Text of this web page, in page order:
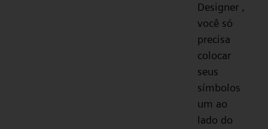
Designer ,
você só
precisa
colocar
seus
símbolos
um ao
lado do